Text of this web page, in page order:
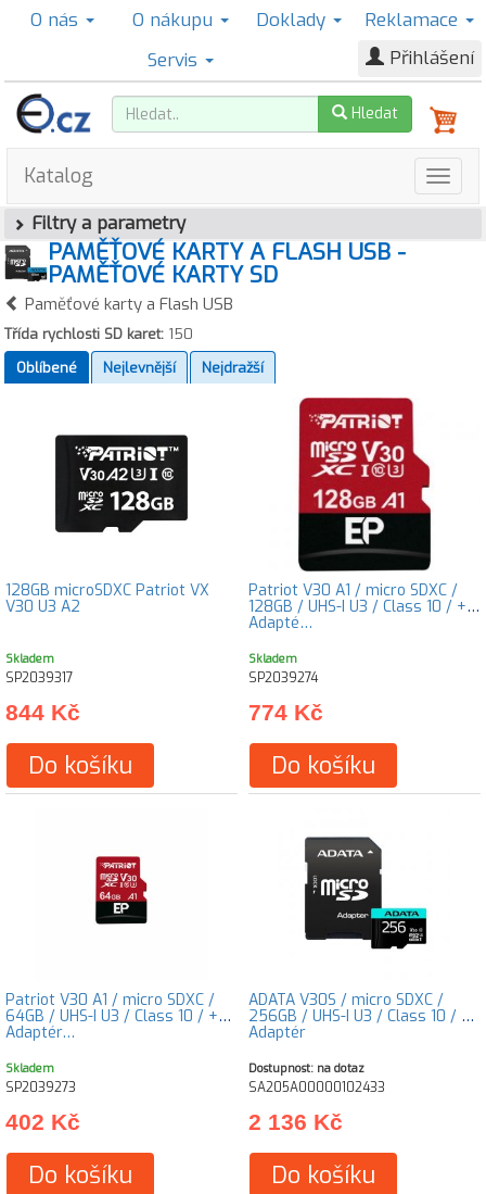
O nás O nákupu Doklady
Reklamace
Servis
Přihlášení
Hledat
Katalog
Filtry a parametry
PAMĚŤOVÉ KARTY A FLASH USB -
PAMĚŤOVÉ KARTY SD
Paměťové karty a Flash USB
Třída rychlosti SD karet: 150
Oblíbené
Nejlevnější Nejdražší
128GB microSDXC Patriot VX
V30 U3 A2
Skladem
SP2039317
844 Kč
Do košíku
Patriot V30 A1 / micro SDXC /
128GB / UHS-I U3 / Class 10 / +
Adapté…
Skladem
SP2039274
774 Kč
Do košíku
Patriot V30 A1 / micro SDXC /
64GB / UHS-I U3 / Class 10 / +
Adaptér…
Skladem
SP2039273
402 Kč
Do košíku
ADATA V30S / micro SDXC /
256GB / UHS-I U3 / Class 10 / +
Adaptér
Dostupnost: na dotaz
SA205A00000102433
2 136 Kč
Do košíku